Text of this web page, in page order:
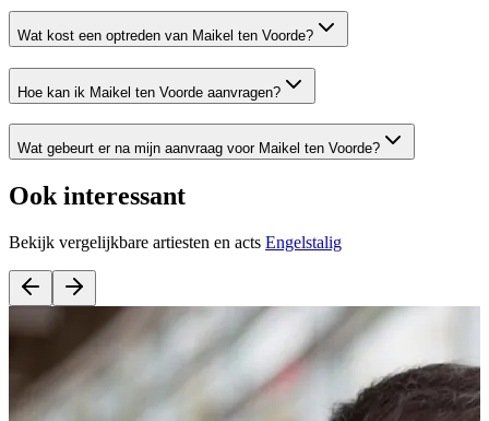
Wat kost een optreden van Maikel ten Voorde?
Hoe kan ik Maikel ten Voorde aanvragen?
Wat gebeurt er na mijn aanvraag voor Maikel ten Voorde?
Ook interessant
Bekijk vergelijkbare artiesten en acts Engelstalig